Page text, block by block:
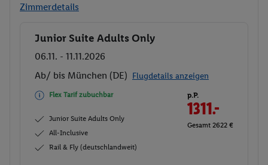
Zimmerdetails
Buchen
Junior Suite Adults Only
06.11. - 11.11.2026
Ab/ bis München (DE) Flugdetails anzeigen
Flex Tarif zubuchbar
Junior Suite Adults Only
All-Inclusive
Rail & Fly (deutschlandweit)
p.P.
1311.-
Gesamt 2622 €